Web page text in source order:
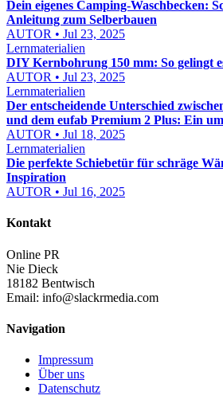
Dein eigenes Camping-Waschbecken:
Anleitung zum Selberbauen
AUTOR • Jul 23, 2025
Lernmaterialien
DIY Kernbohrung 150 mm: So gelingt
AUTOR • Jul 23, 2025
Lernmaterialien
Der entscheidende Unterschied
und dem eufab Premium 2 Plus: Ein
AUTOR • Jul 18, 2025
Lernmaterialien
Die perfekte Schiebetür für schräge
Inspiration
AUTOR • Jul 16, 2025
Kontakt
Online PR
Nie Dieck
18182 Bentwisch
Email: info@slackrmedia.com
Navigation
Impressum
Über uns
Datenschutz